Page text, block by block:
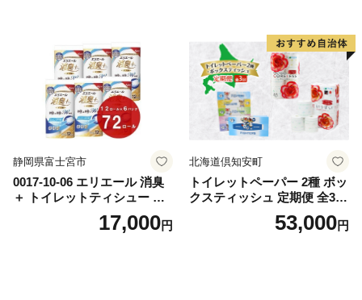
ー 消耗品 備蓄 送料無料 北海
道 倶知安町 日用品
静岡県富士宮市
0017-10-06 エリエール 消臭
＋ トイレットティシュー し
っかり香るフレッシュクリア
の香り ダブル 12ロール×6パ
17,000円
北海道倶知安町
トイレットペーパー 2種 ボッ
クスティッシュ 定期便 全3
回 日本製 まとめ買い 防災
常備品 日用雑貨 消耗品 生活
53,000円